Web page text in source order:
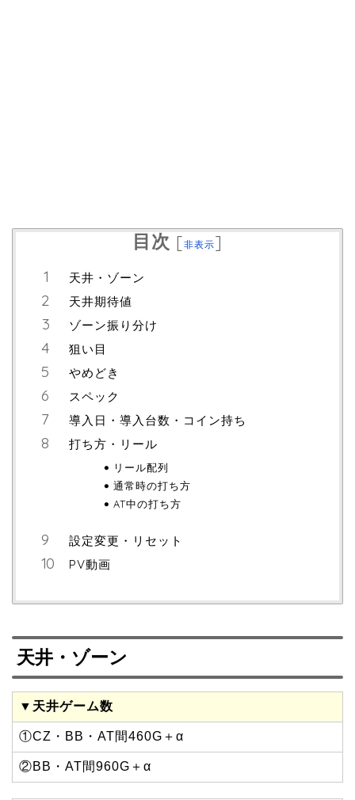
目次 [非表示]
天井・ゾーン
天井期待値
ゾーン振り分け
狙い目
やめどき
スペック
導入日・導入台数・コイン持ち
打ち方・リール
リール配列
通常時の打ち方
AT中の打ち方
設定変更・リセット
PV動画
天井・ゾーン
▼天井ゲーム数
①CZ・BB・AT間460G＋α
②BB・AT間960G＋α